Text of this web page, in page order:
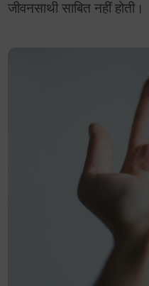
जीवनसाथी साबित नहीं होती।